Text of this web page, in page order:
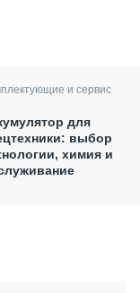
и сервис
для
выбор
химия и